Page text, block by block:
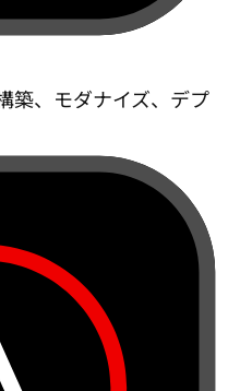
築、モダナイズ、デプ